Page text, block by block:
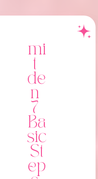
mi
t
de
n
7
Ba
sic
St
ep